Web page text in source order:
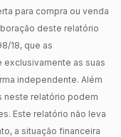
para compra ou venda
deste relatório
18, que as
as suas
independente. Além
neste relatório podem
Este relatório não leva
a situação financeira